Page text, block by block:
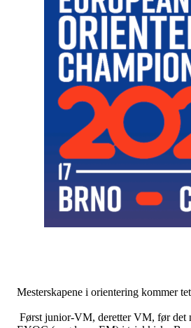
Mesterskapene i orientering kommer
Først junior-VM, deretter VM, før det